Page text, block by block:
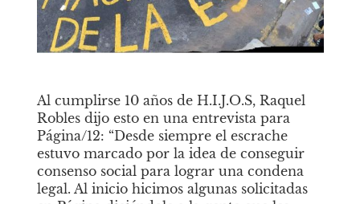
Al cumplirse 10 años de H.I.J.O.S, Raquel
Robles dijo esto en una entrevista para
Página/12: “Desde siempre el escrache
estuvo marcado por la idea de conseguir
consenso social para lograr una condena
legal. Al inicio hicimos algunas solicitadas